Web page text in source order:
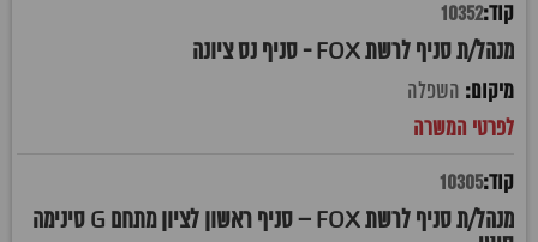
10352
מנהל/ת סניף לרשת FOX - סניף נס ציונה
השפלה
10305
מנהל/ת סניף לרשת FOX – סניף ראשון לציון מתחם G סינימה